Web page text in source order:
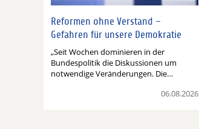
Reformen ohne Verstand –
Gefahren für unsere Demokratie
„Seit Wochen dominieren in der
Bundespolitik die Diskussionen um
notwendige Veränderungen. Die…
06.08.2026